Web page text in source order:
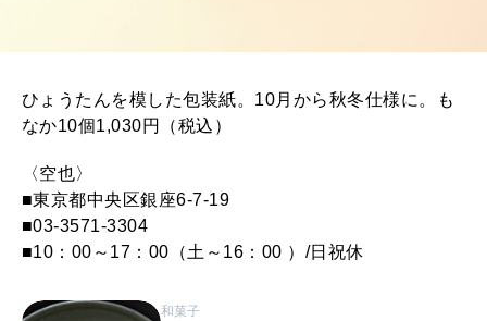
ひょうたんを模した包装紙。10月から秋冬仕様に。も
なか10個1,030円（税込）
〈空也〉
■東京都中央区銀座6-7-19
■03-3571-3304
■10：00～17：00（土～16：00 ）/日祝休
和菓子